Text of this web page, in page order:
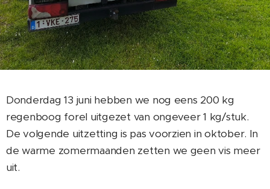
Donderdag 13 juni hebben we nog eens 200 kg
regenboog forel uitgezet van ongeveer 1 kg/stuk.
De volgende uitzetting is pas voorzien in oktober. In
de warme zomermaanden zetten we geen vis meer
uit.